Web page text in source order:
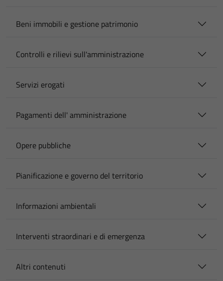
Beni immobili e gestione patrimonio
Controlli e rilievi sull'amministrazione
Servizi erogati
Pagamenti dell' amministrazione
Opere pubbliche
Pianificazione e governo del territorio
Informazioni ambientali
Interventi straordinari e di emergenza
Altri contenuti